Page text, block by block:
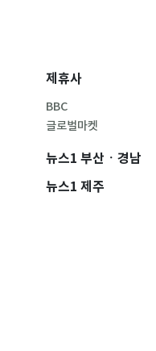
제휴사
BBC
글로벌마켓
뉴스1 부산ㆍ경남
뉴스1 제주